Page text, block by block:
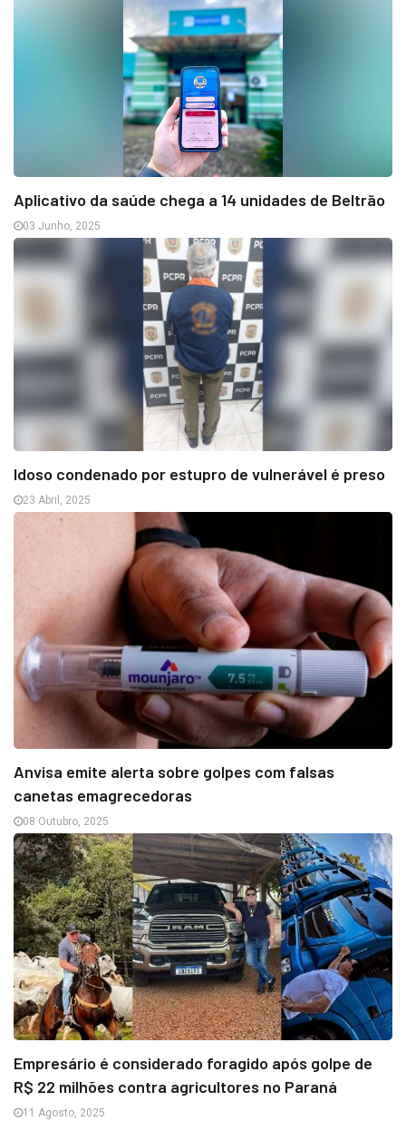
Aplicativo da saúde chega a 14 unidades de Beltrão
03 Junho, 2025
Idoso condenado por estupro de vulnerável é preso
23 Abril, 2025
Anvisa emite alerta sobre golpes com falsas
canetas emagrecedoras
08 Outubro, 2025
Empresário é considerado foragido após golpe de
R$ 22 milhões contra agricultores no Paraná
11 Agosto, 2025